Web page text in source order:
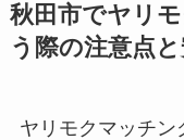
秋田市でヤリ
う際の注意点
ヤリモクマッチン